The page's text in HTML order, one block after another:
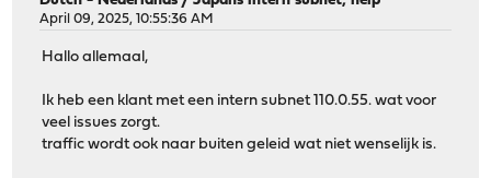
April 09, 2025, 10:55:36 AM
Hallo allemaal,
Ik heb een klant met een intern subnet 110.0.55. wat voor
veel issues zorgt.
traffic wordt ook naar buiten geleid wat niet wenselijk is.